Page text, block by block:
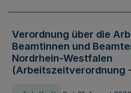
Verordnung über die
Beamtinnen und
Nordrhein-Westfalen
(Arbeitszeitverordnung